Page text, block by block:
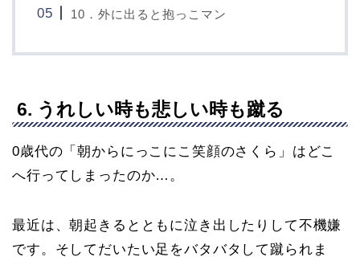
10．外に出ると抱っこマン
6. うれしい時も悲しい時も蹴る
0歳代の「朝からにっこにこ笑顔のさくら」はどこ
へ行ってしまったのか…。
最近は、朝起きるとともに泣き出したりして不機嫌
です。そしてだいたい足をバタバタして蹴られま